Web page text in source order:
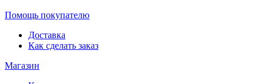
Помощь покупателю
Доставка
Как сделать заказ
Магазин